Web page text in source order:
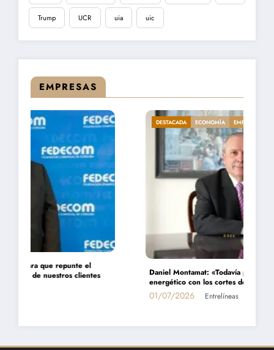
Trump UCR uia uic
EMPRESAS
DESTACADA ECONOMÍA
Daniel Montamat: «Todavía pagamos el costo del populismo
energético con los cortes de gas»